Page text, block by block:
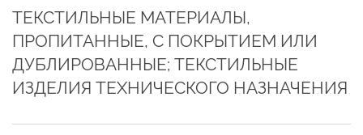
ТЕКСТИЛЬНЫЕ МАТЕРИАЛЫ,
ПРОПИТАННЫЕ, С ПОКРЫТИЕМ ИЛИ
ДУБЛИРОВАННЫЕ; ТЕКСТИЛЬНЫЕ
ИЗДЕЛИЯ ТЕХНИЧЕСКОГО НАЗНАЧЕНИЯ